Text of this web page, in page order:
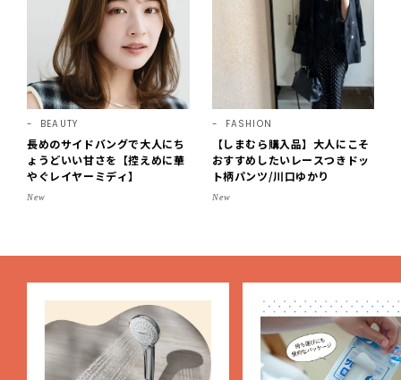
BEAUTY
長めのサイドバングで大人にち
ょうどいい甘さを【控えめに華
やぐレイヤーミディ】
New
FASHION
【しまむら購入品】大人にこそ
おすすめしたいレースつきドッ
ト柄パンツ/川口ゆかり
New